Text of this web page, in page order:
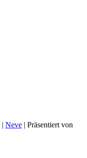
| Neve | Präsentiert von